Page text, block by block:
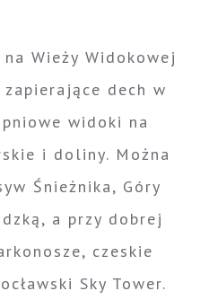
Wieży Widokowej
dech w
widoki na
i doliny. Można
Śnieżnika, Góry
a przy dobrej
czeskie
Sky Tower.